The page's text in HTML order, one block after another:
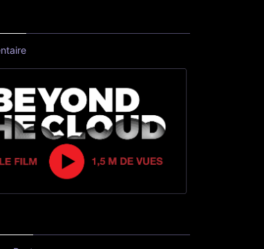
ou cigarette électronique ?
passif
de l’OMS sur le vapotage